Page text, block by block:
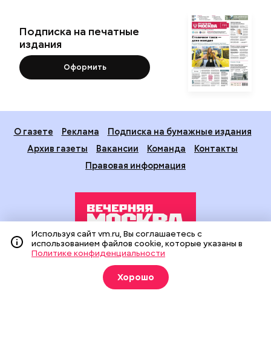
Подписка на печатные
издания
Оформить
О газете Реклама
Подписка на бумажные издания
Архив газеты
Вакансии Команда
Контакты
Правовая информация
Издание создано при финансовой поддержке Департамента
средств массовой информации и рекламы города Москвы.
На сайте применяются рекомендательные технологии
(информационные технологии предоставления информации
Используя сайт vm.ru, Вы соглашаетесь с
использованием файлов cookie, которые указаны в
Политике конфиденциальности
Хорошо